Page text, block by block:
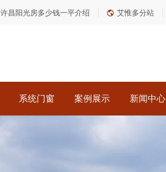
许昌阳光房多少钱一平介绍 艾惟多分站
系统门窗 案例展示 新闻中心